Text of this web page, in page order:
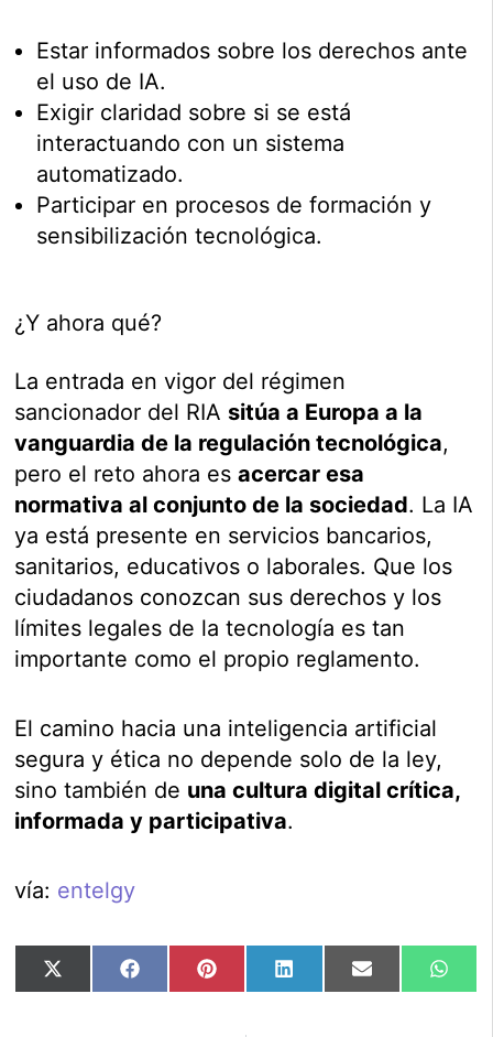
Estar informados sobre los derechos ante
el uso de IA.
Exigir claridad sobre si se está
interactuando con un sistema
automatizado.
Participar en procesos de formación y
sensibilización tecnológica.
¿Y ahora qué?
La entrada en vigor del régimen
sancionador del RIA sitúa a Europa a la
vanguardia de la regulación tecnológica,
pero el reto ahora esacercar esa
normativa al conjunto de la sociedad. La IA
ya está presente en servicios bancarios,
sanitarios, educativos o laborales. Que los
ciudadanos conozcan sus derechos y los
límites legales de la tecnología es tan
importante como el propio reglamento.
El camino hacia una inteligencia artificial
segura y ética no depende solo de la ley,
sino también de una cultura digital crítica,
informada y participativa.
vía: entelgy
Compartir
en
X
Compartir
en
FacebookCompartir
en
PinterestCompartir
en
LinkedInCompartir
en
Email
en